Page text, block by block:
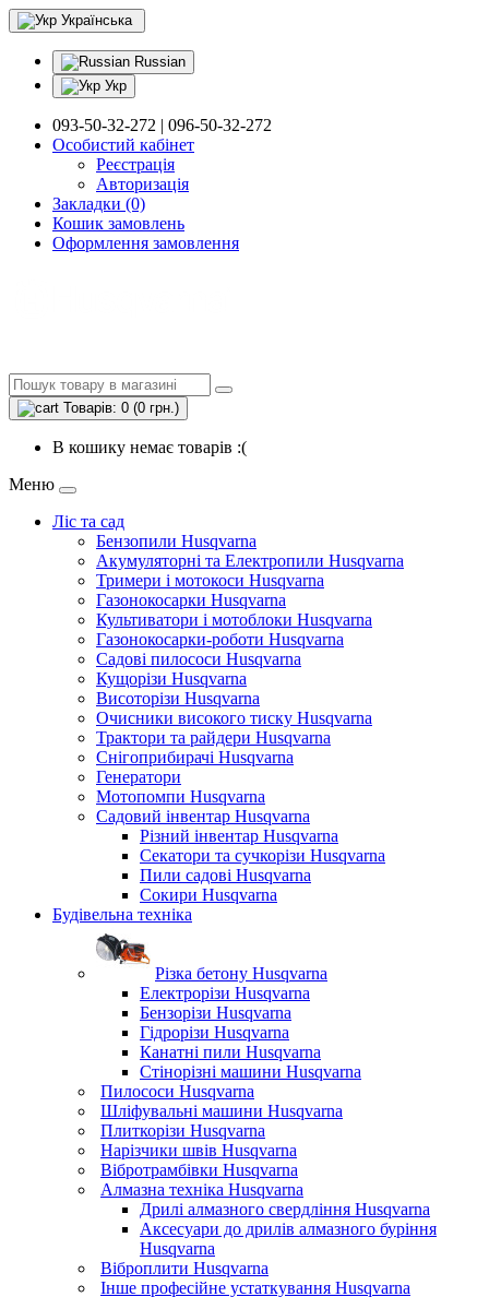
Українська
Russian
Укр
093-50-32-272 | 096-50-32-272
Особистий кабінет
Реєстрація
Авторизація
Закладки (0)
Кошик замовлень
Оформлення замовлення
Товарів: 0 (0 грн.)
В кошику немає товарів :(
Меню
Ліс та сад
Бензопили Husqvarna
Акумуляторні та Електропили Husqvarna
Тримери і мотокоси Husqvarna
Газонокосарки Husqvarna
Культиватори і мотоблоки Husqvarna
Газонокосарки-роботи Husqvarna
Садові пилососи Husqvarna
Кущорізи Husqvarna
Висоторізи Husqvarna
Очисники високого тиску Husqvarna
Трактори та райдери Husqvarna
Снігоприбирачі Husqvarna
Генератори
Мотопомпи Husqvarna
Садовий інвентар Husqvarna
Різний інвентар Husqvarna
Секатори та сучкорізи Husqvarna
Пили садові Husqvarna
Сокири Husqvarna
Будівельна техніка
Різка бетону Husqvarna
Електрорізи Husqvarna
Бензорізи Husqvarna
Гідрорізи Husqvarna
Канатні пили Husqvarna
Стінорізні машини Husqvarna
Пилососи Husqvarna
Шліфувальні машини Husqvarna
Плиткорізи Husqvarna
Нарізчики швів Husqvarna
Вібротрамбівки Husqvarna
Алмазна техніка Husqvarna
Дрилі алмазного свердління Husqvarna
Аксесуари до дрилів алмазного буріння
Husqvarna
Віброплити Husqvarna
Інше професійне устаткування Husqvarna